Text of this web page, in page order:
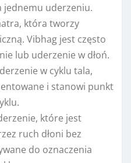
jednemu uderzeniu.
która tworzy
Vibhag jest często
lub uderzenie w dłoń.
w cyklu tala,
i stanowi punkt
które jest
ruch dłoni bez
do oznaczenia